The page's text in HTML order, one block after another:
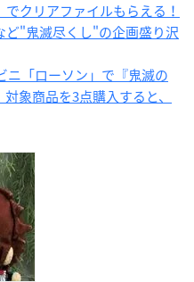
クリアファイルもらえる！
ど"鬼滅尽くし"の企画盛り沢
ニ「ローソン」で『鬼滅の
象商品を3点購入すると、